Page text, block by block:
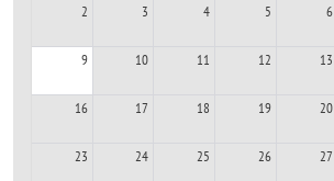
2 3 4 5 6
9 10 11 12 13
16 17 18 19 20
23 24 25 26 27